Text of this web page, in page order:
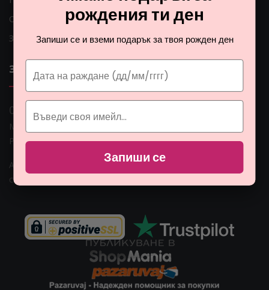
Общи условия
Защита на личните данни
ЗА НАС
0 888 0 66662
Монна Интернешънъл ЕООД, ЕИК: BG206774951
Раб. време: Пoн - Пет 09:00ч. - 18:00ч.
Адрес: гр. София, ул. Гео Милев 15, България
customers@monna.bg
рождения ти ден
Запиши се и вземи подарък за твоя рожден ден
Запиши се